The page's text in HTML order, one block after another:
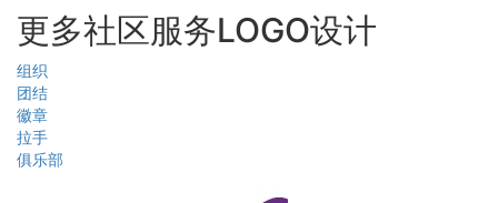
更多社区服务LOGO设计
组织
团结
徽章
拉手
俱乐部